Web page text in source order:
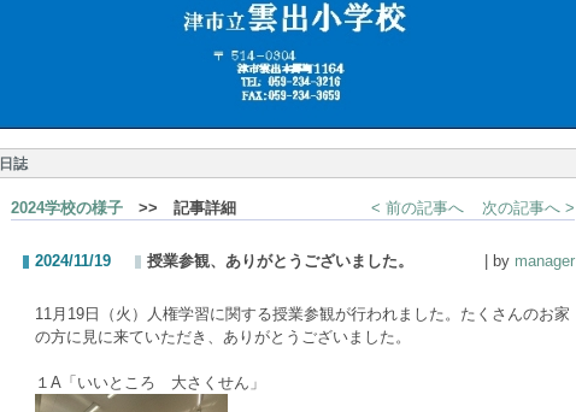
日誌
2024学校の様子 >> 記事詳細 < 前の記事へ 次の記事へ >
2024/11/19 授業参観、ありがとうございました。 | by manager
11月19日（火）人権学習に関する授業参観が行われました。たくさんのお家
の方に見に来ていただき、ありがとうございました。
１A「いいところ 大さくせん」